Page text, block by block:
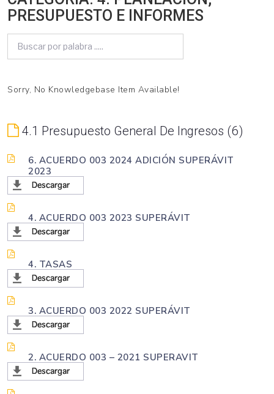
PRESUPUESTO E INFORMES
Sorry, No Knowledgebase Item Available!
4.1 Presupuesto General De Ingresos 6
6. ACUERDO 003 2024 ADICIÓN SUPERÁVIT
2023
4. ACUERDO 003 2023 SUPERÁVIT
4. TASAS
3. ACUERDO 003 2022 SUPERÁVIT
2. ACUERDO 003 – 2021 SUPERAVIT